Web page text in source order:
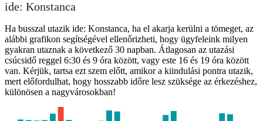
ide: Konstanca
Ha busszal utazik ide: Konstanca, ha el akarja kerülni a tömeget, az
alábbi grafikon segítségével ellenőrizheti, hogy ügyfeleink milyen
gyakran utaznak a következő 30 napban. Átlagosan az utazási
csúcsidő reggel 6:30 és 9 óra között, vagy este 16 és 19 óra között
van. Kérjük, tartsa ezt szem előtt, amikor a kiindulási pontra utazik,
mert előfordulhat, hogy hosszabb időre lesz szüksége az érkezéshez,
különösen a nagyvárosokban!